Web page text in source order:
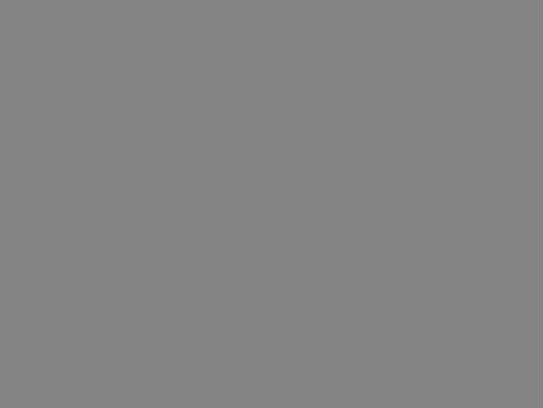
χρήστης
ότι οι
συνδεδεμένοι
Cookie-
τις
cookie
το